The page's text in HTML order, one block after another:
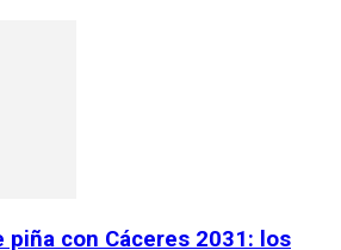
piña con Cáceres 2031: los